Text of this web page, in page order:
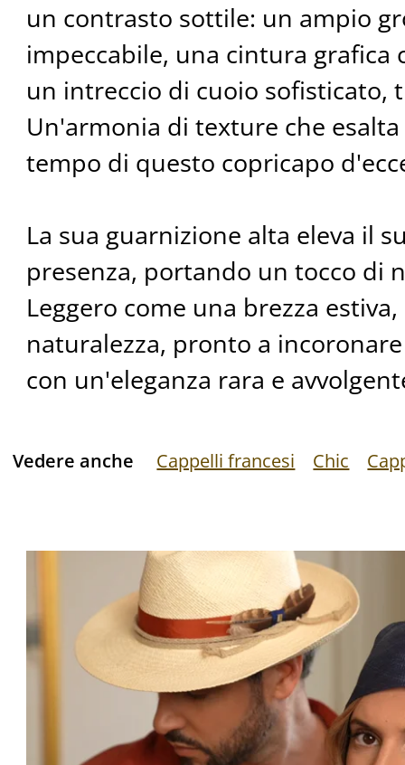
un contrasto sottile: un ampio
impeccabile, una cintura grafica
un intreccio di cuoio sofisticato,
Un'armonia di texture che
tempo di questo copricapo
La sua guarnizione alta eleva il
presenza, portando un tocco di
Leggero come una brezza
naturalezza, pronto a
con un'eleganza rara e
Vedere anche Cappelli francesi Chic